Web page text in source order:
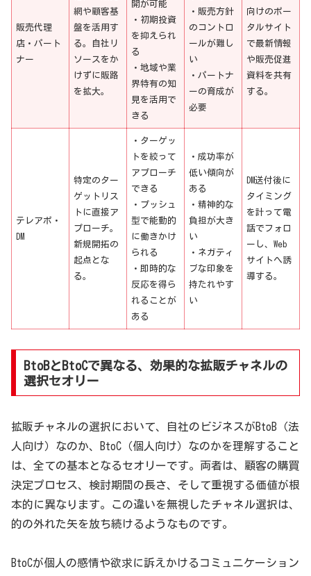
販売代理
店・パート
ナー
網や顧客基
盤を活用す
る。自社リ
ソースをか
けずに販路
を拡大。
開が可能
・初期投資
を抑えられ
る
・地域や業
界特有の知
見を活用で
きる
・販売方針
のコントロ
ールが難し
い
・パートナ
ーの育成が
必要
向けのポー
タルサイト
で最新情報
や販売促進
資料を共有
する。
テレアポ・
DM
特定のター
ゲットリス
トに直接ア
プローチ。
新規開拓の
起点とな
る。
・ターゲッ
トを絞って
アプローチ
できる
・プッシュ
型で能動的
に働きかけ
られる
・即時的な
反応を得ら
れることが
ある
・成功率が
低い傾向が
ある
・精神的な
負担が大き
い
・ネガティ
ブな印象を
持たれやす
い
DM送付後に
タイミング
を計って電
話でフォロ
ーし、Web
サイトへ誘
導する。
BtoBとBtoCで異なる、効果的な拡販チャネルの
選択セオリー
拡販チャネルの選択において、自社のビジネスがBtoB（法
人向け）なのか、BtoC（個人向け）なのかを理解すること
は、全ての基本となるセオリーです。両者は、顧客の購買
決定プロセス、検討期間の長さ、そして重視する価値が根
本的に異なります。この違いを無視したチャネル選択は、
的の外れた矢を放ち続けるようなものです。
BtoCが個人の感情や欲求に訴えかけるコミュニケーション